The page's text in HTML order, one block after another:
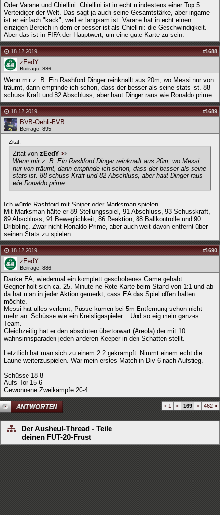
Oder Varane und Chiellini. Chiellini ist in echt mindestens einer Top 5
Verteidiger der Welt. Das sagt ja auch seine Gesamtstärke, aber ingame
ist er einfach "kack", weil er langsam ist. Varane hat in echt einen
einzigen Bereich in dem er besser ist als Chiellini: die Geschwindigkeit.
Aber das ist in FIFA der Hauptwert, um eine gute Karte zu sein.
18.12.2019 #1688
zEedY
Beiträge: 886
Wenn mir z. B. Ein Rashford Dinger reinknallt aus 20m, wo Messi nur von
träumt, dann empfinde ich schon, dass der besser als seine stats ist. 88
schuss Kraft und 82 Abschluss, aber haut Dinger raus wie Ronaldo prime..
18.12.2019 #1689
BVB-Oehli-BVB
Beiträge: 895
Zitat:
Zitat von zEedY
Wenn mir z. B. Ein Rashford Dinger reinknallt aus 20m, wo Messi
nur von träumt, dann empfinde ich schon, dass der besser als seine
stats ist. 88 schuss Kraft und 82 Abschluss, aber haut Dinger raus
wie Ronaldo prime..
Ich würde Rashford mit Sniper oder Marksman spielen.
Mit Marksman hätte er 89 Stellungsspiel, 91 Abschluss, 93 Schusskraft,
89 Abschluss, 91 Beweglichkeit, 86 Reaktion, 88 Ballkontrolle und 90
Dribbling. Zwar nicht Ronaldo Prime, aber auch weit davon entfernt über
seinen Stats zu spielen.
18.12.2019 #1690
zEedY
Beiträge: 886
Danke EA, wiedermal ein komplett geschobenes Game gehabt.
Gegner holt sich ca. 25. Minute ne Rote Karte beim Stand von 1:1 und ab
da hat man in jeder Aktion gemerkt, dass EA das Spiel offen halten
möchte.
Messi hat alles verlernt, Pässe kamen bei 5m Entfernung schon nicht
mehr an, Schüsse wie ein Kreisligaspieler... Und so eig mein ganzes
Team.
Gleichzeitig hat er den absoluten übertorwart (Areola) der mit 10
wahnsinnsparaden jeden anderen Keeper in den Schatten stellt.
Letztlich hat man sich zu einem 2:2 gekrampft. Nimmt einem echt die
Laune weiterzuspielen. War mein erstes Match in Div 6 nach Aufstieg.
Schüsse 18-8
Aufs Tor 15-6
Gewonnene Zweikämpfe 20-4
« 1 < 169 > 462 »
Der Ausheul-Thread - Teile
deinen FUT-20-Frust